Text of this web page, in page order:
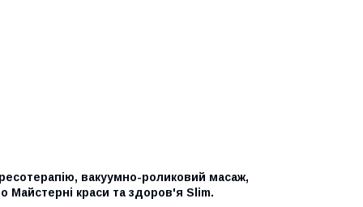
вакуумно-роликовий масаж,
Майстерні краси та здоров'я Slim.